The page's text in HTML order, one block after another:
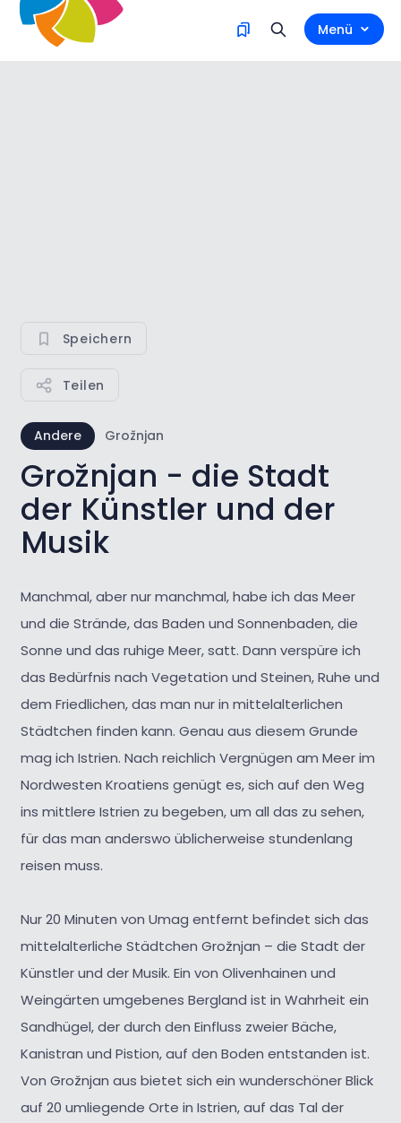
Menü
Speichern
Teilen
Andere Grožnjan
Grožnjan - die Stadt
der Künstler und der
Musik
Manchmal, aber nur manchmal, habe ich das Meer
und die Strände, das Baden und Sonnenbaden, die
Sonne und das ruhige Meer, satt. Dann verspüre ich
das Bedürfnis nach Vegetation und Steinen, Ruhe und
dem Friedlichen, das man nur in mittelalterlichen
Städtchen finden kann. Genau aus diesem Grunde
mag ich Istrien. Nach reichlich Vergnügen am Meer im
Nordwesten Kroatiens genügt es, sich auf den Weg
ins mittlere Istrien zu begeben, um all das zu sehen,
für das man anderswo üblicherweise stundenlang
reisen muss.
Nur 20 Minuten von Umag entfernt befindet sich das
mittelalterliche Städtchen Grožnjan – die Stadt der
Künstler und der Musik. Ein von Olivenhainen und
Weingärten umgebenes Bergland ist in Wahrheit ein
Sandhügel, der durch den Einfluss zweier Bäche,
Kanistran und Pistion, auf den Boden entstanden ist.
Von Grožnjan aus bietet sich ein wunderschöner Blick
auf 20 umliegende Orte in Istrien, auf das Tal der